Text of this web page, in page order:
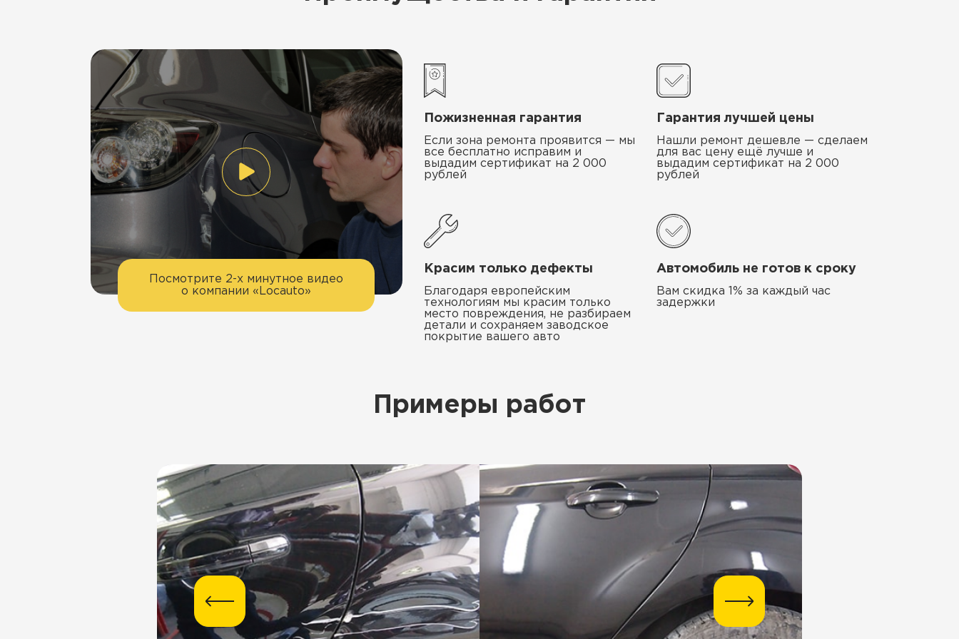
Посмотрите 2-х минутное видео
о компании «Locauto»
Пожизненная гарантия
Если зона ремонта проявится — мы
все бесплатно исправим и
выдадим сертификат на 2 000
рублей
Гарантия лучшей цены
Нашли ремонт дешевле — сделаем
для вас цену ещё лучше и
выдадим сертификат на 2 000
рублей
Красим только дефекты
Благодаря европейским
технологиям мы красим только
место повреждения, не разбираем
детали и сохраняем заводское
покрытие вашего авто
Автомобиль не готов к сроку
Вам скидка 1% за каждый час
задержки
Примеры работ